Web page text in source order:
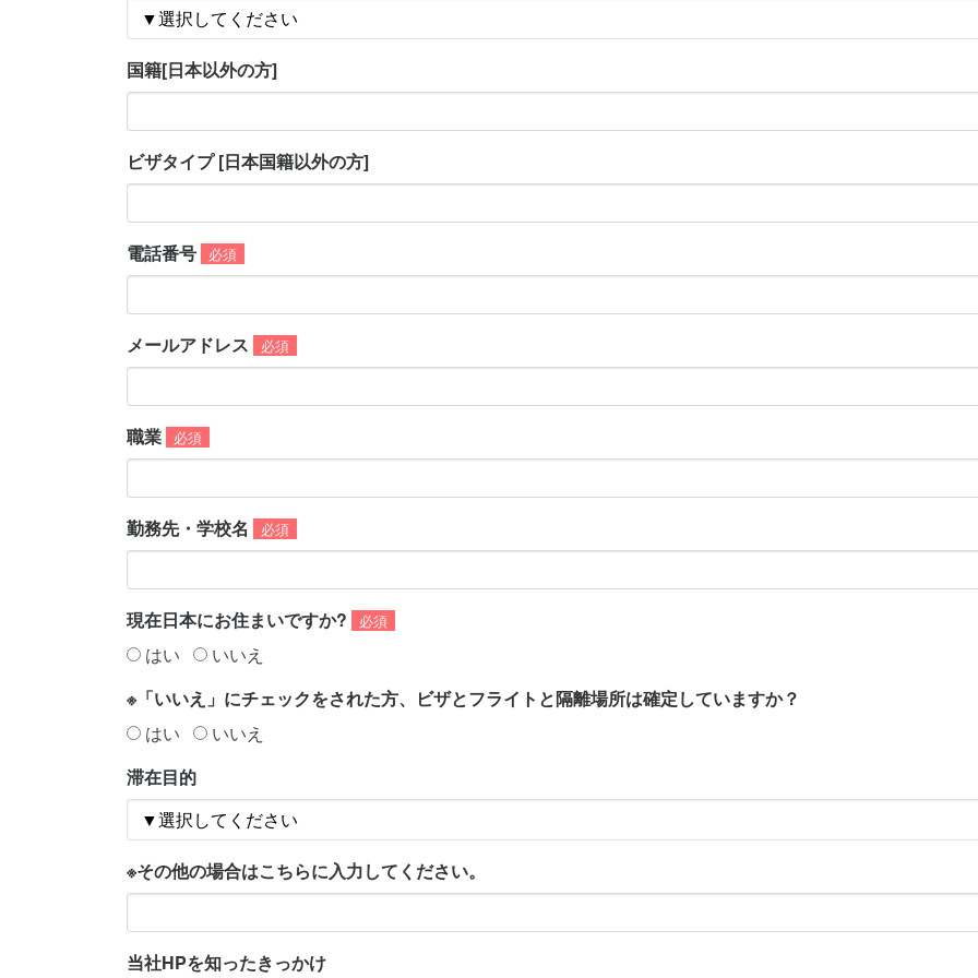
国籍[日本以外の方]
ビザタイプ [日本国籍以外の方]
電話番号 必須
メールアドレス 必須
職業 必須
勤務先・学校名 必須
現在日本にお住まいですか? 必須
はい
いいえ
※「いいえ」にチェックをされた方、ビザとフライトと隔離場所は確定していますか？
はい
いいえ
滞在目的
※その他の場合はこちらに入力してください。
当社HPを知ったきっかけ